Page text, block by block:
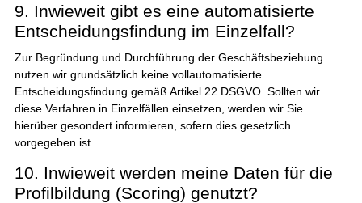
9. Inwieweit gibt es eine automatisierte
Entscheidungsfindung im Einzelfall?
Zur Begründung und Durchführung der Geschäftsbeziehung
nutzen wir grundsätzlich keine vollautomatisierte
Entscheidungsfindung gemäß Artikel 22 DSGVO. Sollten wir
diese Verfahren in Einzelfällen einsetzen, werden wir Sie
hierüber gesondert informieren, sofern dies gesetzlich
vorgegeben ist.
10. Inwieweit werden meine Daten für die
Profilbildung (Scoring) genutzt?